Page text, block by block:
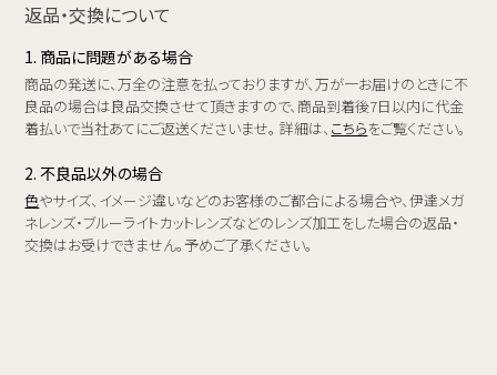
返品・交換について
1. 商品に問題がある場合
商品の発送に、万全の注意を払っておりますが、万が一お届けのときに不
良品の場合は良品交換させて頂きますので、商品到着後7日以内に代金
着払いで当社あてにご返送くださいませ。 詳細は、 こちらをご覧ください。
2. 不良品以外の場合
色やサイズ、イメージ違いなどのお客様のご都合による場合や、伊達メガ
ネレンズ・ブルーライトカットレンズなどのレンズ加工をした場合の返品・
交換はお受けできません。予めご了承ください。